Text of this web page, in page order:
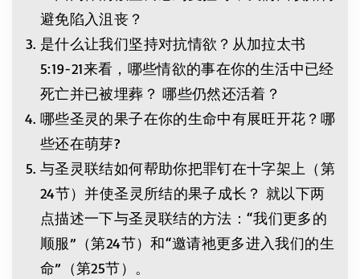
避免陷入沮丧？
是什么让我们坚持对抗情欲？从加拉太书
5:19-21来看，哪些情欲的事在你的生活中已经
死亡并已被埋葬？ 哪些仍然还活着？
哪些圣灵的果子在你的生命中有展旺开花？哪
些还在萌芽?
与圣灵联结如何帮助你把罪钉在十字架上（第
24节）并使圣灵所结的果子成长？ 就以下两
点描述一下与圣灵联结的方法：“我们更多的
顺服”（第24节）和“邀请祂更多进入我们的生
命”（第25节）。